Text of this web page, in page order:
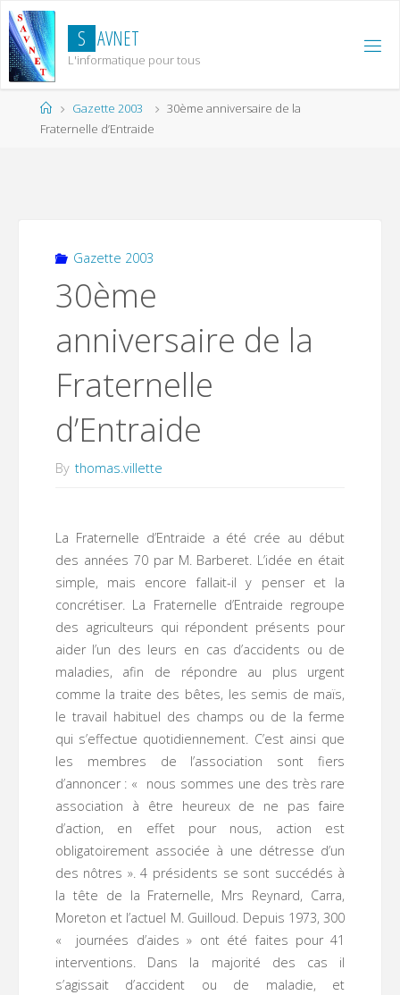
Skip
to
content
S AVNET
L'informatique pour tous
HomeGazette 2003
30ème anniversaire de la
Fraternelle d’Entraide
Gazette 2003
30ème
anniversaire de la
Fraternelle
d’Entraide
By thomas.villette
La Fraternelle d’Entraide a été crée au début
des années 70 par M. Barberet. L’idée en était
simple, mais encore fallait-il y penser et la
concrétiser. La Fraternelle d’Entraide regroupe
des agriculteurs qui répondent présents pour
aider l’un des leurs en cas d’accidents ou de
maladies, afin de répondre au plus urgent
comme la traite des bêtes, les semis de maïs,
le travail habituel des champs ou de la ferme
qui s’effectue quotidiennement. C’est ainsi que
les membres de l’association sont fiers
d’annoncer : « nous sommes une des très rare
association à être heureux de ne pas faire
d’action, en effet pour nous, action est
obligatoirement associée à une détresse d’un
des nôtres ». 4 présidents se sont succédés à
la tête de la Fraternelle, Mrs Reynard, Carra,
Moreton et l’actuel M. Guilloud. Depuis 1973, 300
« journées d’aides » ont été faites pour 41
interventions. Dans la majorité des cas il
s’agissait d’accident ou de maladie, et